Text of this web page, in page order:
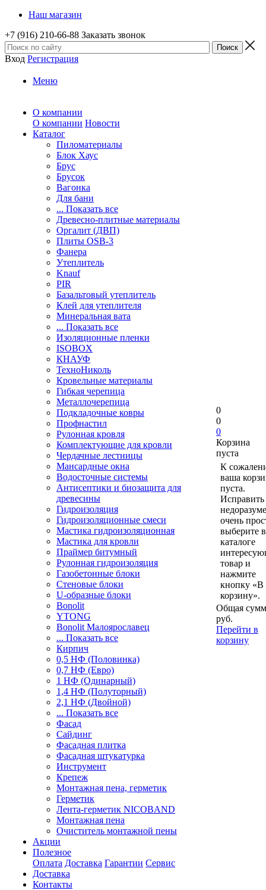
Наш магазин
+7 (916) 210-66-88 Заказать звонок
Вход Регистрация
Меню
О компании
О компании Новости
Каталог
Пиломатериалы
Блок Хаус
Брус
Брусок
Вагонка
Для бани
... Показать все
Древесно-плитные материалы
Оргалит (ДВП)
Плиты OSB-3
Фанера
Утеплитель
Knauf
PIR
Базальтовый утеплитель
Клей для утеплителя
Минеральная вата
... Показать все
Изоляционные пленки
ISOBOX
КНАУФ
ТехноНиколь
Кровельные материалы
Гибкая черепица
Металлочерепица
Подкладочные ковры
Профнастил
Рулонная кровля
Комплектующие для кровли
Чердачные лестницы
Мансардные окна
Водосточные системы
Антисептики и биозащита для
древесины
Гидроизоляция
Гидроизоляционные смеси
Мастика гидроизоляционная
Мастика для кровли
Праймер битумный
Рулонная гидроизоляция
Газобетонные блоки
Стеновые блоки
U-образные блоки
Bonolit
YTONG
Bonolit Малоярославец
... Показать все
Кирпич
0,5 НФ (Половинка)
0,7 НФ (Евро)
1 НФ (Одинарный)
1,4 НФ (Полуторный)
2,1 НФ (Двойной)
... Показать все
Фасад
Сайдинг
Фасадная плитка
Фасадная штукатурка
Инструмент
Крепеж
Монтажная пена, герметик
Герметик
Лента-герметик NICOBAND
Монтажная пена
Очиститель монтажной пены
Акции
Полезное
Оплата Доставка Гарантии Сервис
Доставка
Контакты
0
0
0
Корзина
пуста
К
ваша
пуста.
Исправить
очень
выберите в
каталоге
товар и
нажмите
кнопку «В
корзину».
Общая
руб.
Перейти в
корзину